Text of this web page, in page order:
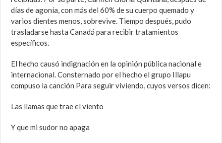
días de agonía, con más del 60% de su cuerpo quemado y
varios dientes menos, sobrevive. Tiempo después, pudo
trasladarse hasta Canadá para recibir tratamientos
específicos.
El hecho causó indignación en la opinión pública nacional e
internacional. Consternado por el hecho el grupo Illapu
compuso la canción Para seguir viviendo, cuyos versos dicen:
Las llamas que trae el viento
Y que mi sudor no apaga